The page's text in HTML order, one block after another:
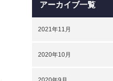
アーカイブ一覧
2021年11月
2020年10月